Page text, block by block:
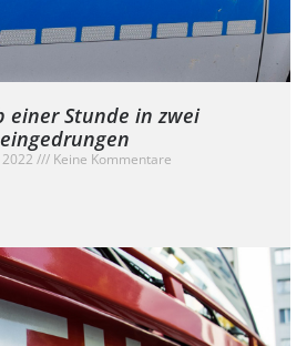
einer Stunde in zwei
Keine Kommentare